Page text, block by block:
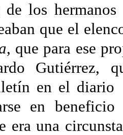
de los
que el
, que para ese
Gutiérrez,
en el diario
en
era una